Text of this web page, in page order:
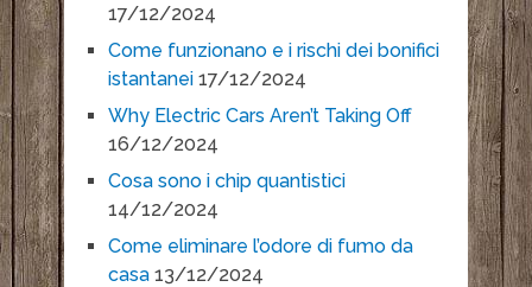
17/12/2024
Come funzionano e i rischi dei bonifici
istantanei 17/12/2024
Why Electric Cars Aren’t Taking Off
16/12/2024
Cosa sono i chip quantistici
14/12/2024
Come eliminare l’odore di fumo da
casa 13/12/2024